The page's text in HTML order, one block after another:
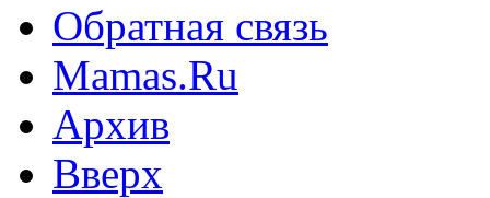
Обратная связь
Mamas.Ru
Архив
Вверх